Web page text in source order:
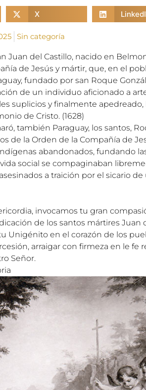
X
Sin categoría
Juan del Castillo, nacido en
de Jesús y mártir, que, en el
fundado por san Roque
de un individuo aficionado a
suplicios y finalmente apedreado,
de Cristo. (1628)
también Paraguay, los santos,
de la Orden de la Compañía de
abandonados, fundando
social se compaginaban
a traición por el sicario
invocamos tu gran
de los santos mártires Juan
Unigénito en el corazón de los
arraigar con firmeza en le fe
Señor.